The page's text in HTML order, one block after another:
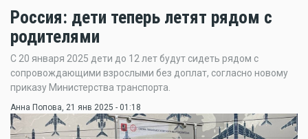
Россия: дети теперь летят рядом с
родителями
С 20 января 2025 дети до 12 лет будут сидеть рядом с
сопровождающими взрослыми без доплат, согласно новому
приказу Министерства транспорта.
Анна Попова, 21 янв 2025 - 01:18